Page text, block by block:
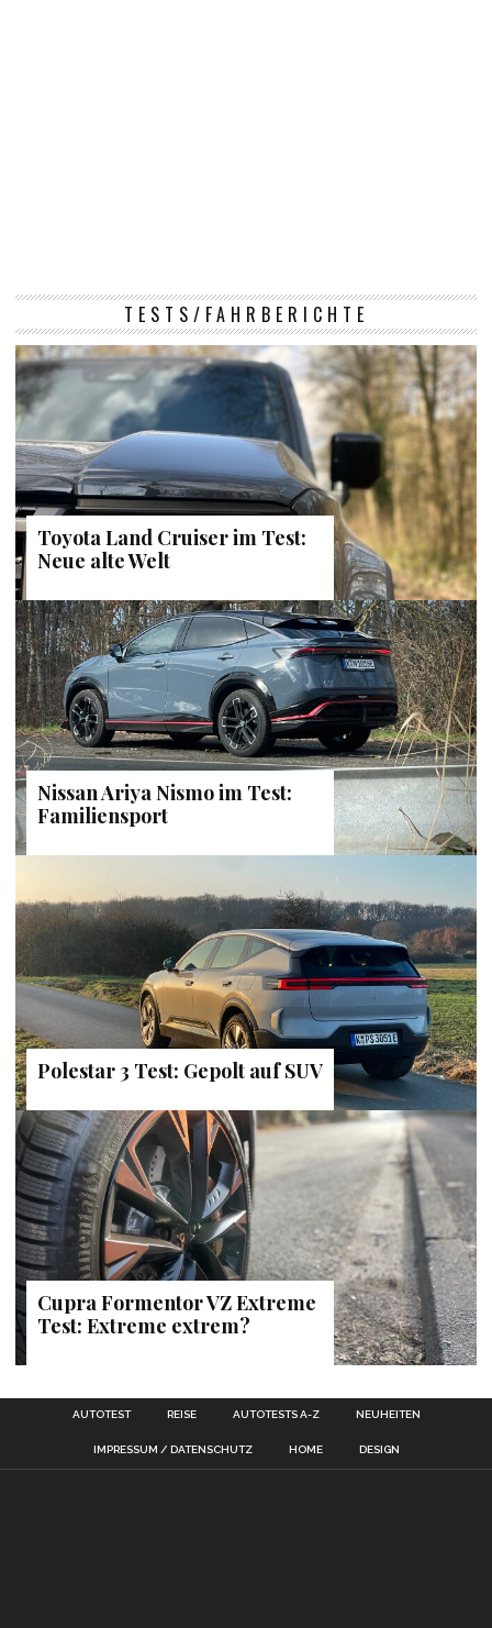
TESTS/FAHRBERICHTE
Toyota Land Cruiser im Test:
Neue alte Welt
Nissan Ariya Nismo im Test:
Familiensport
Polestar 3 Test: Gepolt auf SUV
Cupra Formentor VZ Extreme
Test: Extreme extrem?
AUTOTEST REISE AUTOTESTS A-Z NEUHEITEN
IMPRESSUM / DATENSCHUTZ HOME DESIGN